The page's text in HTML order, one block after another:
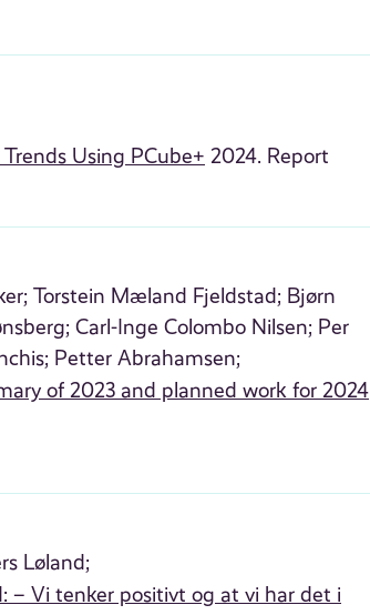
Using PCube+ 2024. Report
Torstein Mæland Fjeldstad; Bjørn
Carl-Inge Colombo Nilsen; Per
Petter Abrahamsen;
of 2023 and planned work for 2024
Løland;
– Vi tenker positivt og at vi har det i